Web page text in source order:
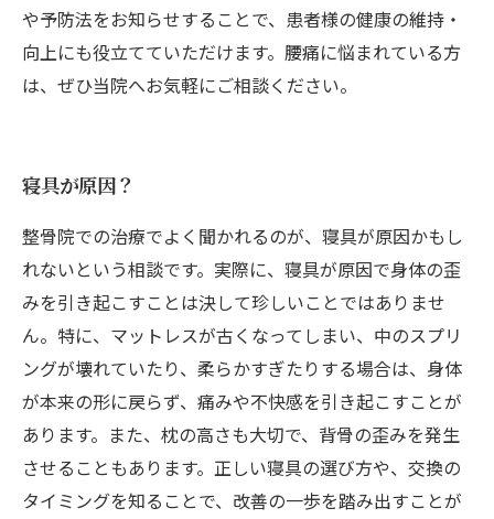
や予防法をお知らせすることで、患者様の健康の維持・
向上にも役立てていただけます。腰痛に悩まれている方
は、ぜひ当院へお気軽にご相談ください。
寝具が原因？
整骨院での治療でよく聞かれるのが、寝具が原因かもし
れないという相談です。実際に、寝具が原因で身体の歪
みを引き起こすことは決して珍しいことではありませ
ん。特に、マットレスが古くなってしまい、中のスプリ
ングが壊れていたり、柔らかすぎたりする場合は、身体
が本来の形に戻らず、痛みや不快感を引き起こすことが
あります。また、枕の高さも大切で、背骨の歪みを発生
させることもあります。正しい寝具の選び方や、交換の
タイミングを知ることで、改善の一歩を踏み出すことが